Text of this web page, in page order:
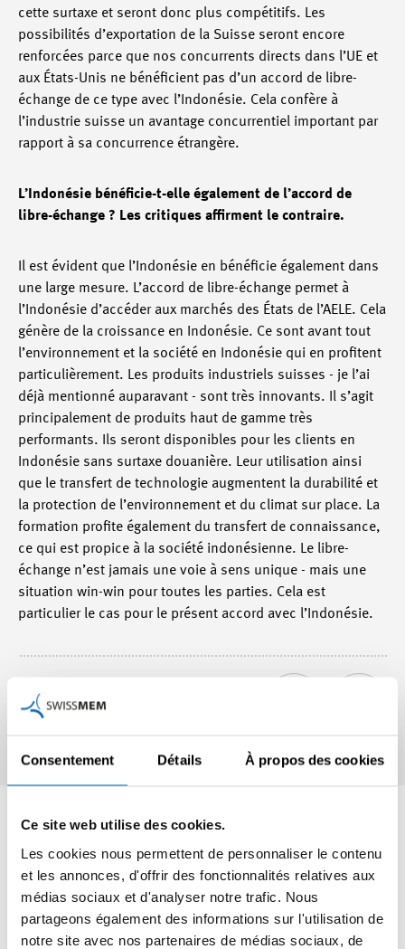
Consentement Détails À propos des cookies
Ce site web utilise des cookies.
Les cookies nous permettent de personnaliser le contenu
et les annonces, d'offrir des fonctionnalités relatives aux
médias sociaux et d'analyser notre trafic. Nous
partageons également des informations sur l'utilisation de
notre site avec nos partenaires de médias sociaux, de
Linda Steiner
Cheffe de secteur
+41 44 384 48 36
cette surtaxe et seront donc plus compétitifs. Les
possibilités d’exportation de la Suisse seront encore
renforcées parce que nos concurrents directs dans l’UE et
aux États-Unis ne bénéficient pas d’un accord de libre-
échange de ce type avec l’Indonésie. Cela confère à
l’industrie suisse un avantage concurrentiel important par
rapport à sa concurrence étrangère.
L’Indonésie bénéficie-t-elle également de l’accord de
libre-échange ? Les critiques affirment le contraire.
Il est évident que l’Indonésie en bénéficie également dans
une large mesure. L’accord de libre-échange permet à
l’Indonésie d’accéder aux marchés des États de l’AELE. Cela
génère de la croissance en Indonésie. Ce sont avant tout
l’environnement et la société en Indonésie qui en profitent
particulièrement. Les produits industriels suisses - je l’ai
déjà mentionné auparavant - sont très innovants. Il s’agit
principalement de produits haut de gamme très
performants. Ils seront disponibles pour les clients en
Indonésie sans surtaxe douanière. Leur utilisation ainsi
que le transfert de technologie augmentent la durabilité et
la protection de l’environnement et du climat sur place. La
formation profite également du transfert de connaissance,
ce qui est propice à la société indonésienne. Le libre-
échange n’est jamais une voie à sens unique - mais une
situation win-win pour toutes les parties. Cela est
particulier le cas pour le présent accord avec l’Indonésie.
Cet article vaut-il la peine d'être lu?